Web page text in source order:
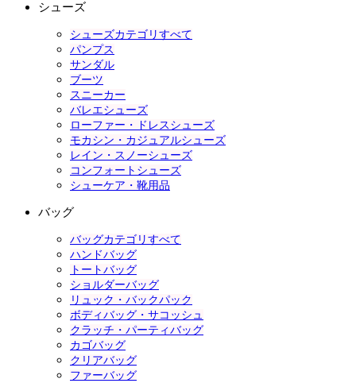
シューズ
シューズカテゴリすべて
パンプス
サンダル
ブーツ
スニーカー
バレエシューズ
ローファー・ドレスシューズ
モカシン・カジュアルシューズ
レイン・スノーシューズ
コンフォートシューズ
シューケア・靴用品
バッグ
バッグカテゴリすべて
ハンドバッグ
トートバッグ
ショルダーバッグ
リュック・バックパック
ボディバッグ・サコッシュ
クラッチ・パーティバッグ
カゴバッグ
クリアバッグ
ファーバッグ